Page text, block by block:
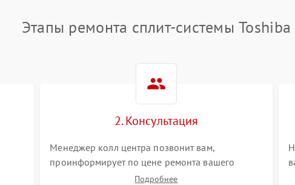
Этапы ремонта сплит-системы Toshiba
2. Консультация
Менеджер колл центра позвонит вам,
проинформирует по цене ремонта вашего
сплит-системы а также ответит на все ваши
Подробнее